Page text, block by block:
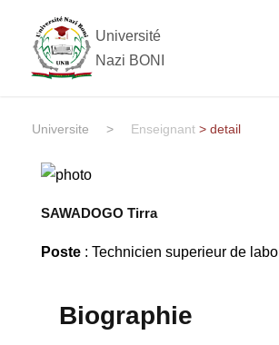
Université
Nazi BONI
Universite > Enseignant > detail
SAWADOGO Tirra
Poste: Technicien superieur de labo
Biographie